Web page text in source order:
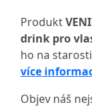
Produkt
drink pro
ho na
více
Objev náš